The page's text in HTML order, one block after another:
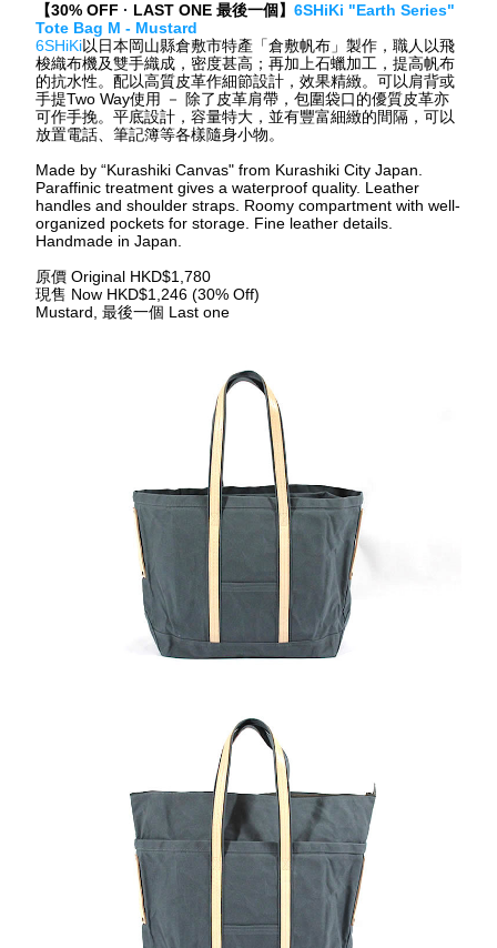
【30% OFF · LAST ONE 最後一個】 6SHiKi "Earth Series"
Tote Bag M - Mustard
6SHiKi以日本岡山縣倉敷市特產「倉敷帆布」製作，職人以飛
梭織布機及雙手織成，密度甚高；再加上石蠟加工，提高帆布
的抗水性。配以高質皮革作細節設計，效果精緻。可以肩背或
手提Two Way使用 － 除了皮革肩帶，包圍袋口的優質皮革亦
可作手挽。平底設計，容量特大，並有豐富細緻的間隔，可以
放置電話、筆記簿等各樣隨身小物。
Made by “Kurashiki Canvas" from Kurashiki City Japan.
Paraffinic treatment gives a waterproof quality. Leather
handles and shoulder straps. Roomy compartment with well-
organized pockets for storage. Fine leather details.
Handmade in Japan.
原價 Original HKD$1,780
現售 Now HKD$1,246 (30% Off)
Mustard, 最後一個 Last one